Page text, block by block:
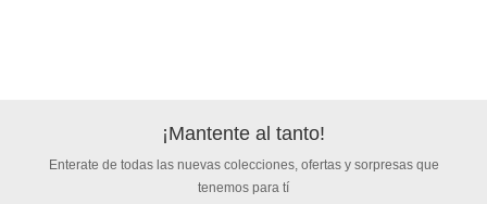
¡Mantente al tanto!
Enterate de todas las nuevas colecciones, ofertas y sorpresas que
tenemos para tí